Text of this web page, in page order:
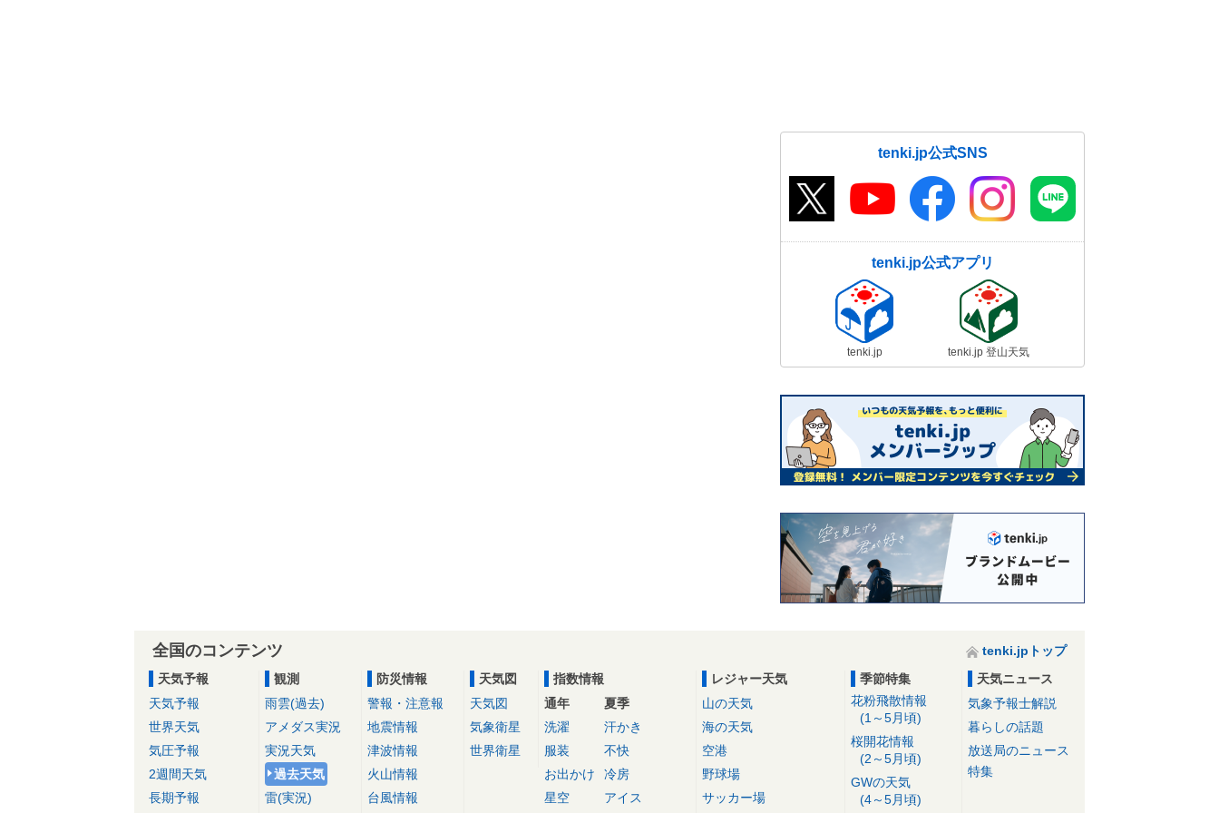
tenki.jp公式SNS
tenki.jp公式アプリ
tenki.jp tenki.jp 登山天気
全国のコンテンツ
tenki.jpトップ
天気予報
天気予報
世界天気
気圧予報
2週間天気
長期予報
観測
雨雲(過去)
アメダス実況
実況天気
過去天気
雷(実況)
防災情報
警報・注意報
地震情報
津波情報
火山情報
台風情報
天気図
天気図
気象衛星
世界衛星
指数情報
通年
洗濯
服装
お出かけ
星空
夏季
汗かき
不快
冷房
アイス
レジャー天気
山の天気
海の天気
空港
野球場
サッカー場
季節特集
花粉飛散情報
(1～5月頃)
桜開花情報
(2～5月頃)
GWの天気
(4～5月頃)
天気ニュース
気象予報士解説
暮らしの話題
放送局のニュース
特集